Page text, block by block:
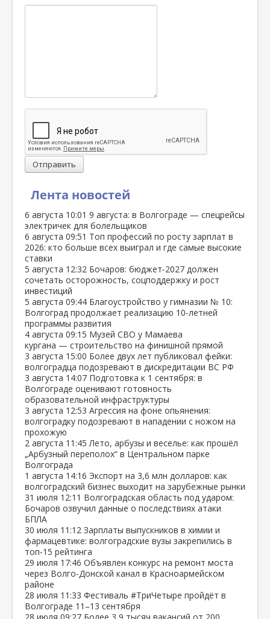
Лента новостей
6 августа 10:01 9 августа: в Волгограде — спецрейсы
электричек для болельщиков
6 августа 09:51 Топ профессий по росту зарплат в
2026: кто больше всех выиграл и где самые высокие
ставки
5 августа 12:32 Бочаров: бюджет‑2027 должен
сочетать осторожность, соцподдержку и рост
инвестиций
5 августа 09:44 Благоустройство у гимназии № 10:
Волгоград продолжает реализацию 10‑летней
программы развития
4 августа 09:15 Музей СВО у Мамаева
кургана — строительство на финишной прямой
3 августа 15:00 Более двух лет публиковал фейки:
волгоградца подозревают в дискредитации ВС РФ
3 августа 14:07 Подготовка к 1 сентября: в
Волгограде оценивают готовность
образовательной инфраструктуры
3 августа 12:53 Агрессия на фоне опьянения:
волгоградку подозревают в нападении с ножом на
прохожую
2 августа 11:45 Лето, арбузы и веселье: как прошёл
„Арбузный переполох“ в Центральном парке
Волгограда
1 августа 14:16 Экспорт на 3,6 млн долларов: как
волгоградский бизнес выходит на зарубежные рынки
31 июля 12:11 Волгоградская область под ударом:
Бочаров озвучил данные о последствиях атаки
БПЛА
30 июля 11:12 Зарплаты выпускников в химии и
фармацевтике: волгоградские вузы закрепились в
топ‑15 рейтинга
29 июля 17:46 Объявлен конкурс на ремонт моста
через Волго‑Донской канал в Красноармейском
районе
28 июля 11:33 Фестиваль #ТриЧетыре пройдёт в
Волгограде 11–13 сентября
Отправить